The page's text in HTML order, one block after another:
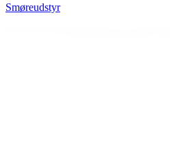
Smøreudstyr